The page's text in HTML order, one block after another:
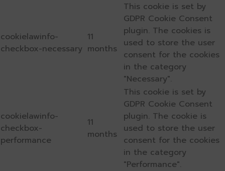
cookielawinfo-
checkbox-necessary
11
months
This cookie is set by
GDPR Cookie Consent
plugin. The cookies is
used to store the user
consent for the cookies
in the category
"Necessary".
cookielawinfo-
checkbox-
performance
11
months
This cookie is set by
GDPR Cookie Consent
plugin. The cookie is
used to store the user
consent for the cookies
in the category
"Performance".